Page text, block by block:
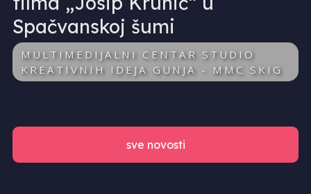
Spačvanskoj šumi
MULTIMEDIJALNI CENTAR STUDIO
KREATIVNIH IDEJA GUNJA - MMC SKIG
sve novosti